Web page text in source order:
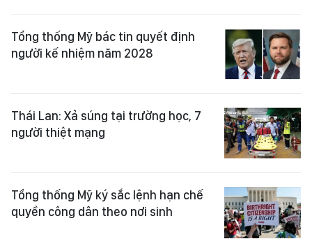
Tổng thống Mỹ bác tin quyết định
người kế nhiệm năm 2028
Thái Lan: Xả súng tại trường học, 7
người thiệt mạng
Tổng thống Mỹ ký sắc lệnh hạn chế
quyền công dân theo nơi sinh